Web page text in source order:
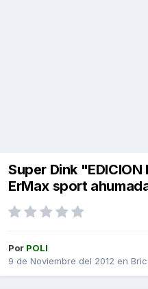
Super Dink
ErMax sport
Por POLI
9 de Noviembre del 2012 en